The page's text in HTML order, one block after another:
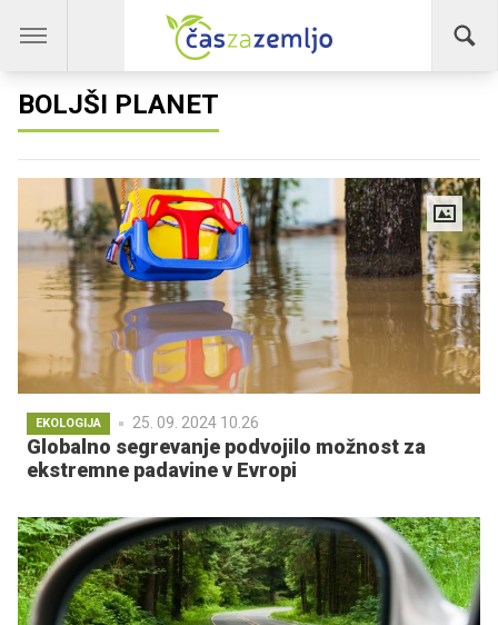
BOLJŠI PLANET
EKOLOGIJA 25. 09. 2024 10.26
Globalno segrevanje podvojilo možnost za
ekstremne padavine v Evropi